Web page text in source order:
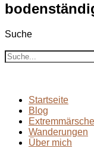
Suche
Startseite
Blog
Extremmärsche
Wanderungen
Über mich